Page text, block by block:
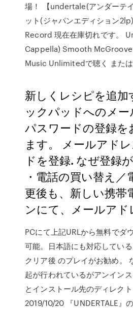
場！ 【undertale(アンダーテ
ット(ジャパンエディション
Record 現在在庫切れです。
Cappella) Smooth McGroove
Music Unlimitedで聴く また
新しくレシピを追加
ックパッドへのメー
パスワードの登録を
ます。 メールアド
ドを登録. なぜ登録
・電話の買い替え／
更後も、新しい携帯
ンにて、メールアド
PCにて上記URLから無料でダ
可能。日本語にも対応している
クリア後 のプレイがお勧め。
起が行われているがアンイン
とインストール先のディレク
2019/10/20 『UNDERTALE』